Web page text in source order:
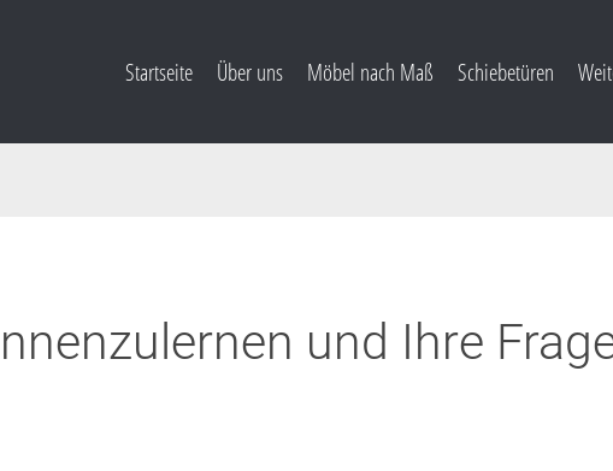
Startseite Über uns Möbel nach Maß Schiebetüren
und Ihre